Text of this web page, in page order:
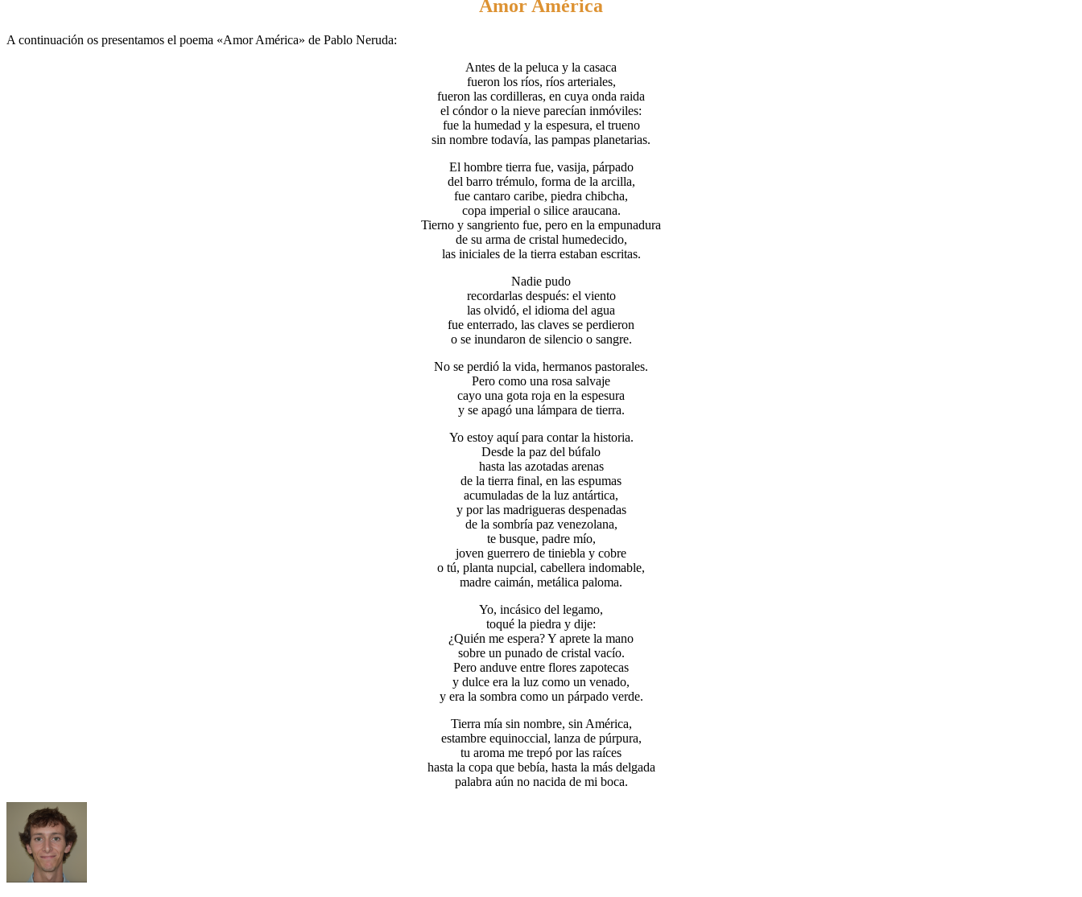
Amor América
A continuación os presentamos el poema «Amor América» de Pablo Neruda:
Antes de la peluca y la casaca
fueron los ríos, ríos arteriales,
fueron las cordilleras, en cuya onda raida
el cóndor o la nieve parecían inmóviles:
fue la humedad y la espesura, el trueno
sin nombre todavía, las pampas planetarias.
El hombre tierra fue, vasija, párpado
del barro trémulo, forma de la arcilla,
fue cantaro caribe, piedra chibcha,
copa imperial o silice araucana.
Tierno y sangriento fue, pero en la empunadura
de su arma de cristal humedecido,
las iniciales de la tierra estaban escritas.
Nadie pudo
recordarlas después: el viento
las olvidó, el idioma del agua
fue enterrado, las claves se perdieron
o se inundaron de silencio o sangre.
No se perdió la vida, hermanos pastorales.
Pero como una rosa salvaje
cayo una gota roja en la espesura
y se apagó una lámpara de tierra.
Yo estoy aquí para contar la historia.
Desde la paz del búfalo
hasta las azotadas arenas
de la tierra final, en las espumas
acumuladas de la luz antártica,
y por las madrigueras despenadas
de la sombría paz venezolana,
te busque, padre mío,
joven guerrero de tiniebla y cobre
o tú, planta nupcial, cabellera indomable,
madre caimán, metálica paloma.
Yo, incásico del legamo,
toqué la piedra y dije:
¿Quién me espera? Y aprete la mano
sobre un punado de cristal vacío.
Pero anduve entre flores zapotecas
y dulce era la luz como un venado,
y era la sombra como un párpado verde.
Tierra mía sin nombre, sin América,
estambre equinoccial, lanza de púrpura,
tu aroma me trepó por las raíces
hasta la copa que bebía, hasta la más delgada
palabra aún no nacida de mi boca.